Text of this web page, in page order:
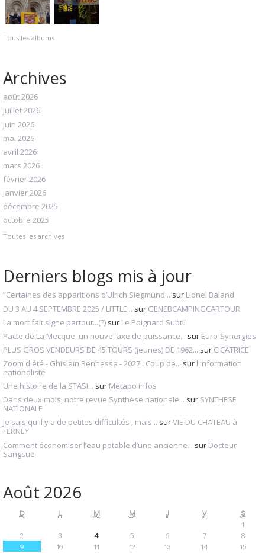
Tous les albums
Archives
août 2026
juillet 2026
juin 2026
mai 2026
avril 2026
mars 2026
février 2026
janvier 2026
décembre 2025
octobre 2025
Toutes les archives
Derniers blogs mis à jour
”Certaines des apparitions d’Ulrich Siegmund... sur Lionel Baland
DU 3 AU 4 SEPTEMBRE 2025 / LITTLE... sur GENEBCAMPINGCARTOUR
La mort fait signe partout...(?) sur Le Poignard Subtil
Pacte de La Mecque: un nouvel axe de puissance... sur Euro-Synergies
PLUS GROS VENDEURS DE 45 TOURS (jeunes) DE 1962... sur CICATRICE
Zoom d'été - Ghislain Benhessa - 2027 : Coup de... sur l'information
nationaliste
Une histoire de la STASI... sur Métapo infos
Dans deux mois, notre revue Synthèse nationale... sur SYNTHESE
NATIONALE
Je sais qu'il y a de petites difficultés , mais... surVIE DU CHATEAU à
FERNEY
Comment économiser l’eau potable d’une ancienne... sur Docteur
Sangsue
Août 2026
D L M M J V
S
1
2
3 4 5 6 7
8
9
10 11 12 13 14
15